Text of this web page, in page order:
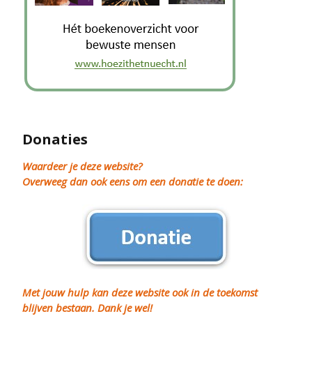
Donaties
Waardeer je deze website?
Overweeg dan ook eens om een donatie te doen:
Met jouw hulp kan deze website ook in de toekomst
blijven bestaan. Dank je wel!